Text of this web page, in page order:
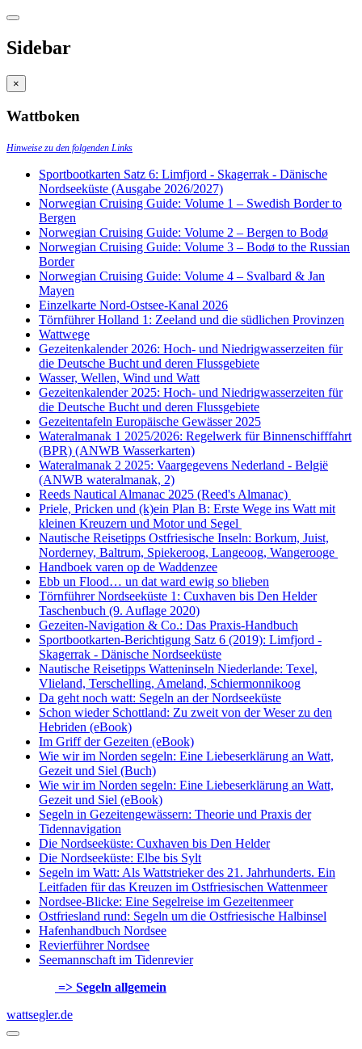
Sidebar
×
Wattboken
Hinweise zu den folgenden Links
Sportbootkarten Satz 6: Limfjord - Skagerrak - Dänische
Nordseeküste (Ausgabe 2026/2027)
Norwegian Cruising Guide: Volume 1 – Swedish Border to
Bergen
Norwegian Cruising Guide: Volume 2 – Bergen to Bodø
Norwegian Cruising Guide: Volume 3 – Bodø to the Russian
Border
Norwegian Cruising Guide: Volume 4 – Svalbard & Jan
Mayen
Einzelkarte Nord-Ostsee-Kanal 2026
Törnführer Holland 1: Zeeland und die südlichen Provinzen
Wattwege
Gezeitenkalender 2026: Hoch- und Niedrigwasserzeiten für
die Deutsche Bucht und deren Flussgebiete
Wasser, Wellen, Wind und Watt
Gezeitenkalender 2025: Hoch- und Niedrigwasserzeiten für
die Deutsche Bucht und deren Flussgebiete
Gezeitentafeln Europäische Gewässer 2025
Wateralmanak 1 2025/2026: Regelwerk für Binnenschifffahrt
(BPR) (ANWB Wasserkarten)
Wateralmanak 2 2025: Vaargegevens Nederland - België
(ANWB wateralmanak, 2)
Reeds Nautical Almanac 2025 (Reed's Almanac)
Priele, Pricken und (k)ein Plan B: Erste Wege ins Watt mit
kleinen Kreuzern und Motor und Segel
Nautische Reisetipps Ostfriesische Inseln: Borkum, Juist,
Norderney, Baltrum, Spiekeroog, Langeoog, Wangerooge
Handboek varen op de Waddenzee
Ebb un Flood… un dat ward ewig so blieben
Törnführer Nordseeküste 1: Cuxhaven bis Den Helder
Taschenbuch (9. Auflage 2020)
Gezeiten-Navigation & Co.: Das Praxis-Handbuch
Sportbootkarten-Berichtigung Satz 6 (2019): Limfjord -
Skagerrak - Dänische Nordseeküste
Nautische Reisetipps Watteninseln Niederlande: Texel,
Vlieland, Terschelling, Ameland, Schiermonnikoog
Da geht noch watt: Segeln an der Nordseeküste
Schon wieder Schottland: Zu zweit von der Weser zu den
Hebriden (eBook)
Im Griff der Gezeiten (eBook)
Wie wir im Norden segeln: Eine Liebeserklärung an Watt,
Gezeit und Siel (Buch)
Wie wir im Norden segeln: Eine Liebeserklärung an Watt,
Gezeit und Siel (eBook)
Segeln in Gezeitengewässern: Theorie und Praxis der
Tidennavigation
Die Nordseeküste: Cuxhaven bis Den Helder
Die Nordseeküste: Elbe bis Sylt
Segeln im Watt: Als Wattstrieker des 21. Jahrhunderts. Ein
Leitfaden für das Kreuzen im Ostfriesischen Wattenmeer
Nordsee-Blicke: Eine Segelreise im Gezeitenmeer
Ostfriesland rund: Segeln um die Ostfriesische Halbinsel
Hafenhandbuch Nordsee
Revierführer Nordsee
Seemannschaft im Tidenrevier
=> Segeln allgemein
wattsegler.de